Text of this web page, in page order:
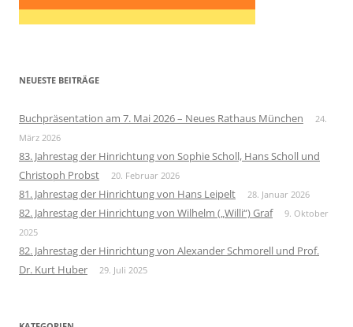
NEUESTE BEITRÄGE
Buchpräsentation am 7. Mai 2026 – Neues Rathaus München
24.
März 2026
83. Jahrestag der Hinrichtung von Sophie Scholl, Hans Scholl und
Christoph Probst
20. Februar 2026
81. Jahrestag der Hinrichtung von Hans Leipelt 28. Januar 2026
82. Jahrestag der Hinrichtung von Wilhelm („Willi“) Graf
9. Oktober
2025
82. Jahrestag der Hinrichtung von Alexander Schmorell und Prof.
Dr. Kurt Huber
29. Juli 2025